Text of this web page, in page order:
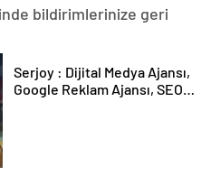
bildirimlerinize geri
Serjoy : Dijital Medya Ajansı,
Google Reklam Ajansı, SEO